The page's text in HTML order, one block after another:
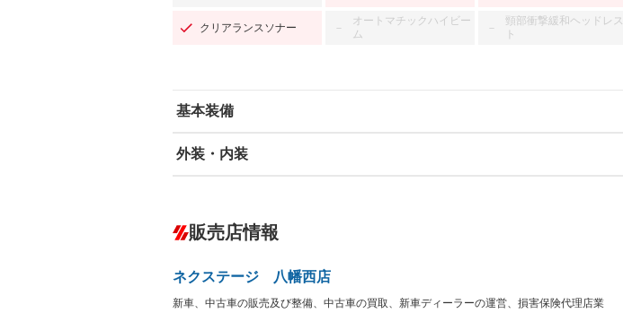
クリアランスソナー －
オートマチックハイビー
ム
－
頸部衝撃緩和ヘッドレス
ト
基本装備
エアバッグ：運転席/助手席
－ ダウンヒルアシストコントロール
Bluetooth接続
外装・内装
オーディオ：ミュージックプレイヤー接続可
－
ー
LEDヘッドランプ － HID(キセノンライト) － ポータブルナビ
販売店情報
ネクステージ 八幡西店
新車、中古車の販売及び整備、中古車の買取、新車ディーラーの運営、損害保険代理店業